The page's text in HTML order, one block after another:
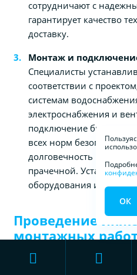
сотрудничают с
гарантирует качество
доставку.
Монтаж и
Специалисты
соответствии с
системам
электроснабжения и
подключение было
всех норм
долговечность и
прачечной. Установка
оборудования и
Проведение
монтажных
ОК